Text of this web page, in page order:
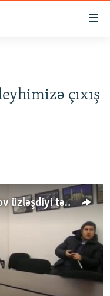
çıxış
Naxçıvan sakini Əşrəf Həsənov üzləşdiyi təzyiqlərdən danışdı
available